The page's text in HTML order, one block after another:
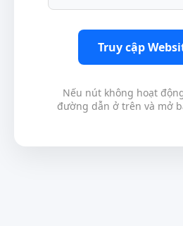
Truy cập
Nếu nút không hoạt
đường dẫn ở trên và mở